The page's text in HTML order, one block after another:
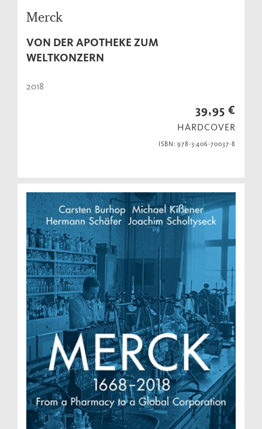
Merck
VON DER APOTHEKE ZUM
WELTKONZERN
2018
39,95 €
HARDCOVER
ISBN: 978-3-406-70037-8